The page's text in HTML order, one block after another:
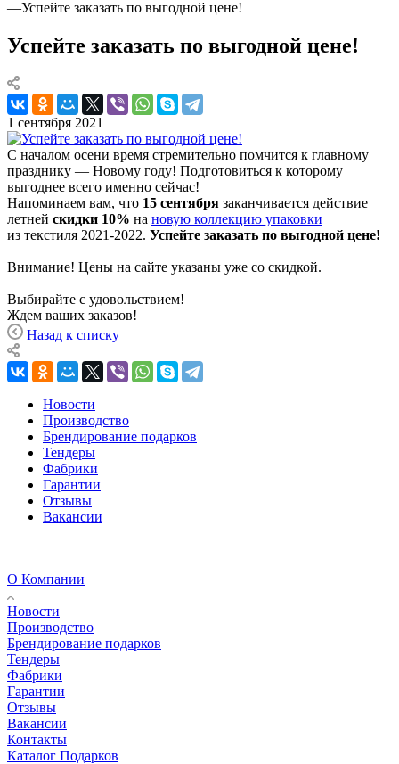
—Успейте заказать по выгодной цене!
Успейте заказать по выгодной цене!
1 сентября 2021
С началом осени время стремительно помчится к главному
празднику — Новому году! Подготовиться к которому
выгоднее всего именно сейчас!
Напоминаем вам, что 15 сентября заканчивается действие
летней скидки 10% на новую коллекцию упаковки
из текстиля 2021-2022. Успейте заказать по выгодной цене!
Внимание! Цены на сайте указаны уже со скидкой.
Выбирайте с удовольствием!
Ждем ваших заказов!
Назад к списку
Новости
Производство
Брендирование подарков
Тендеры
Фабрики
Гарантии
Отзывы
Вакансии
О Компании
Новости
Производство
Брендирование подарков
Тендеры
Фабрики
Гарантии
Отзывы
Вакансии
Контакты
Каталог Подарков